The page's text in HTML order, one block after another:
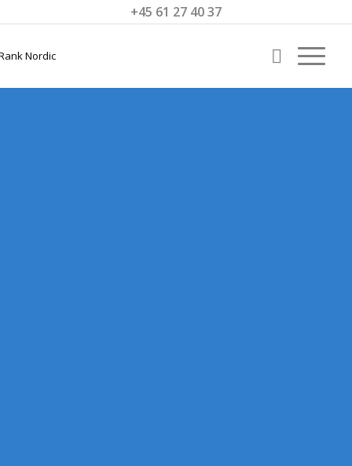
+45 61 27 40 37